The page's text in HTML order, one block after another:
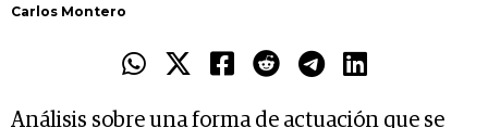
Carlos Montero
Análisis sobre una forma de actuación que se